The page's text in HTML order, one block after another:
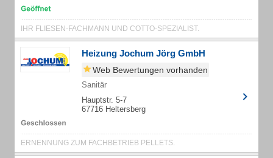
IHR FLIESEN-FACHMANN UND COTTO-SPEZIALIST.
Heizung Jochum Jörg GmbH
Web Bewertungen vorhanden
Sanitär
Hauptstr. 5-7
67716 Heltersberg
ERNENNUNG ZUM FACHBETRIEB PELLETS.